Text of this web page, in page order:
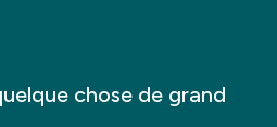
chose de grand